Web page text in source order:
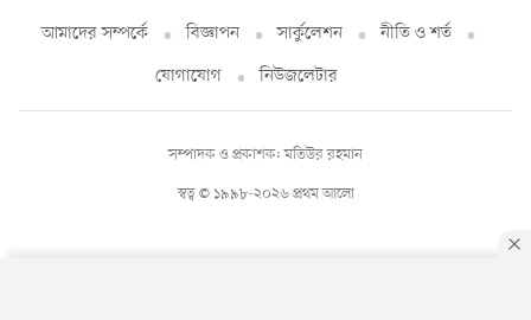
আমাদের সম্পর্কে বিজ্ঞাপন সার্কুলেশন
নীতি ও শর্ত
যোগাযোগ
নিউজলেটার
স্বত্ব © ১৯৯৮-২০২৬ প্রথম আলো
সম্পাদক ও প্রকাশক: মতিউর রহমান